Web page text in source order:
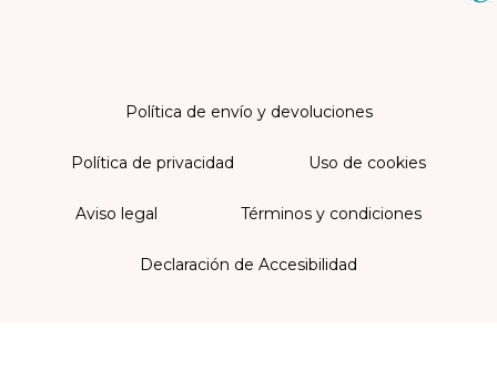
Política de envío y devoluciones
Política de privacidad Uso de cookies
Aviso legal Términos y condiciones
Declaración de Accesibilidad